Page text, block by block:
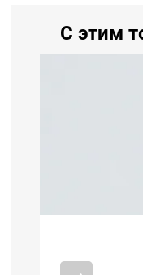
С этим